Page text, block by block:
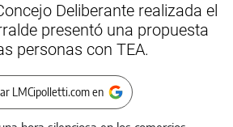
Deliberante realizada el
presentó una propuesta
personas con TEA.
LMCipolletti.com en